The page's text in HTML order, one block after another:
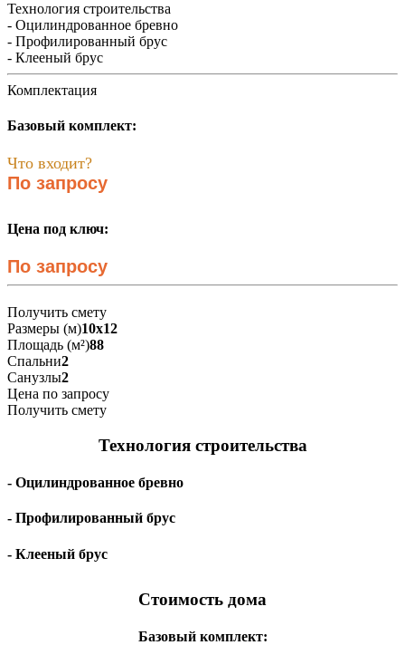
Технология строительства
- Оцилиндрованное бревно
- Профилированный брус
- Клееный брус
Комплектация
Базовый комплект:
Что входит?
По запросу
Цена под ключ:
По запросу
Получить смету
Размеры (м)10х12
Площадь (м²)88
Спальни2
Санузлы2
Цена по запросу
Получить смету
Технология строительства
- Оцилиндрованное бревно
- Профилированный брус
- Клееный брус
Стоимость дома
Базовый комплект: